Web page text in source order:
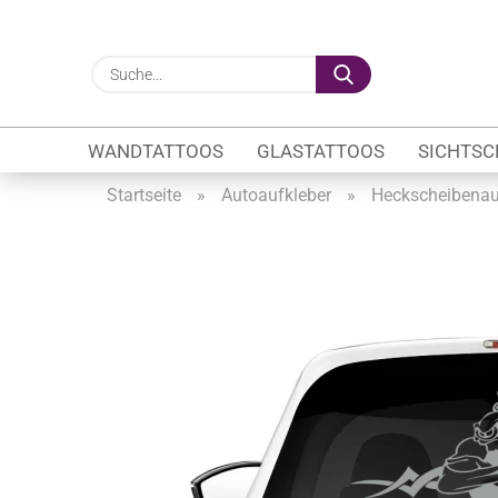
Suche...
WANDTATTOOS GLASTATTOOS
Öffnungszeiten
Sichtschutzfolien
Glasbeschriftung
Glasmotive
Durchlaufschutz
Startseite » Autoaufkleber »